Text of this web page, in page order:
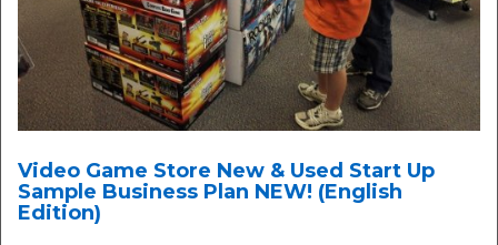
Video Game Store New & Used Start Up
Sample Business Plan NEW! (English
Edition)